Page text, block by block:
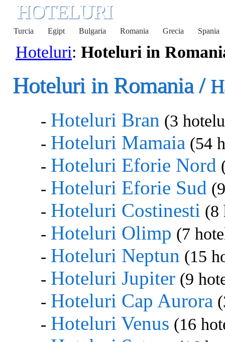
HOTELURI
Turcia Egipt Bulgaria Romania Grecia Spania
Hoteluri: Hoteluri in
Hoteluri in Romania /
- Hoteluri Bran (3
- Hoteluri Mamaia (54
- Hoteluri Eforie Nord
- Hoteluri Eforie Sud
- Hoteluri Costinesti (8
- Hoteluri Olimp (7
- Hoteluri Neptun (15
- Hoteluri Jupiter (9
- Hoteluri Cap Aurora
- Hoteluri Venus (16